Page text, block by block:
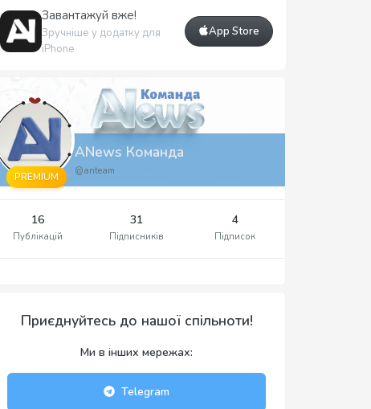
Завантажуй вже!
Зручніше у додатку для
iPhone
App Store
PREMIUM
ANews Команда
@anteam
16
Публікацій
31
Підписників
4
Підписок
Приєднуйтесь до нашої спільноти!
Ми в інших мережах:
Telegram